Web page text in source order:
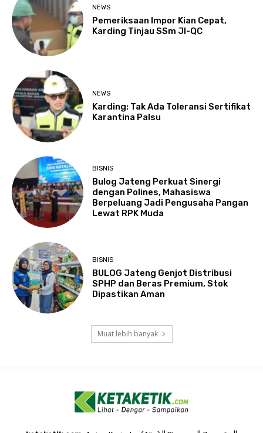
NEWS
Pemeriksaan Impor Kian Cepat,
Karding Tinjau SSm JI-QC
NEWS
Karding: Tak Ada Toleransi Sertifikat
Karantina Palsu
BISNIS
Bulog Jateng Perkuat Sinergi
dengan Polines, Mahasiswa
Berpeluang Jadi Pengusaha Pangan
Lewat RPK Muda
BISNIS
BULOG Jateng Genjot Distribusi
SPHP dan Beras Premium, Stok
Dipastikan Aman
Muat lebih banyak